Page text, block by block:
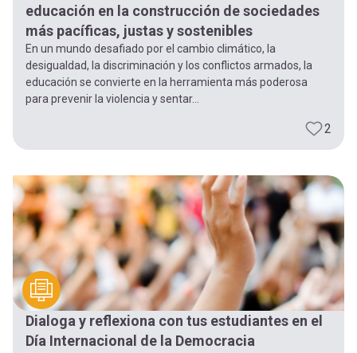
educación en la construcción de sociedades
más pacíficas, justas y sostenibles
En un mundo desafiado por el cambio climático, la
desigualdad, la discriminación y los conflictos armados, la
educación se convierte en la herramienta más poderosa
para prevenir la violencia y sentar...
2
Dialoga y reflexiona con tus estudiantes en el
Día Internacional de la Democracia